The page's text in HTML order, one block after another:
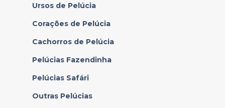
Ursos de Pelúcia
Corações de Pelúcia
Cachorros de Pelúcia
Pelúcias Fazendinha
Pelúcias Safári
Outras Pelúcias